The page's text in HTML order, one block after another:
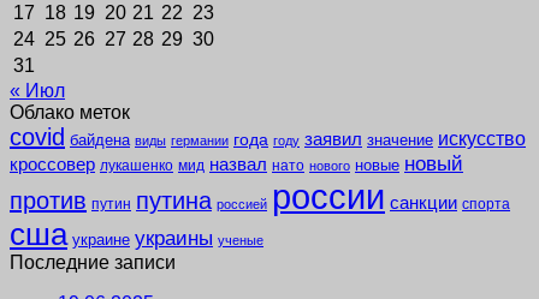
17 18 19 20 21 22 23
24 25 26 27 28 29 30
31
« Июл
Облако меток
covid байдена виды германии года году заявил значение искусство
кроссовер лукашенко мид назвал нато нового новые новый
против путин путина россией россии санкции спорта
сша украине украины ученые
Последние записи